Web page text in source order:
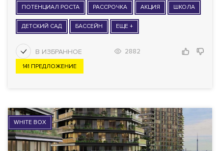
ПОТЕНЦИАЛ РОСТА РАССРОЧКА АКЦИЯ ШКОЛА
ДЕТСКИЙ САД БАССЕЙН ЕЩЕ +
2882
141 ПРЕДЛОЖЕНИЕ
WHITE BOX